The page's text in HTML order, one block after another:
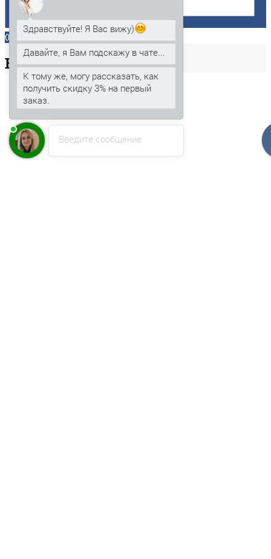
0
Вашакорзина
Введите сообщение
Здравствуйте! Я Вас вижу)
Давайте, я Вам подскажу в чате...
К тому же, могу рассказать, как
получить скидку 3% на первый
заказ.